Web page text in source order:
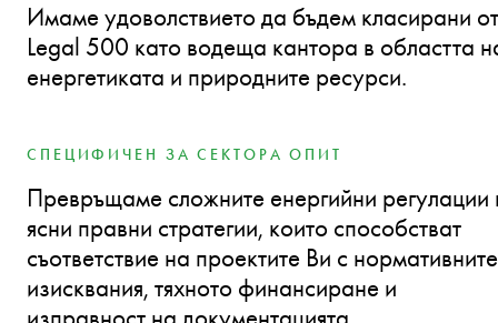
Имаме удоволствието да бъдем класирани от
Legal 500 като водеща кантора в областта
енергетиката и природните ресурси.
СПЕЦИФИЧЕН ЗА СЕКТОРА ОПИТ
Превръщаме сложните енергийни регулации
ясни правни стратегии, които способстват
съответствие на проектите Ви с нормативните
изисквания, тяхното финансиране и